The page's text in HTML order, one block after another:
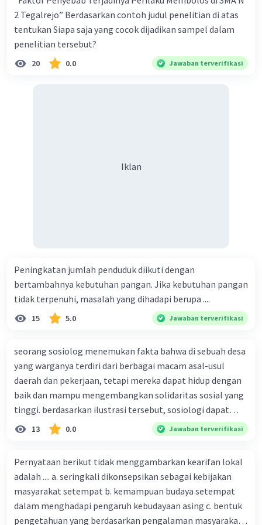
Beri Rating ·5.0(1) Balas
2 Tegalrejo” Berdasarkan contoh judul penelitian di atas
tentukan Siapa saja yang cocok dijadikan sampel dalam
penelitian tersebut?
20 0.0 Jawaban terverifikasi
Iklan
Peningkatan jumlah penduduk diikuti dengan
bertambahnya kebutuhan pangan. Jika kebutuhan pangan
tidak terpenuhi, masalah yang dihadapi berupa ....
15 5.0 Jawaban terverifikasi
seorang sosiolog menemukan fakta bahwa di sebuah desa
yang warganya terdiri dari berbagai macam asal-usul
daerah dan pekerjaan, tetapi mereka dapat hidup dengan
baik dan mampu mengembangkan solidaritas sosial yang
tinggi. berdasarkan ilustrasi tersebut, sosiologi dapat
berfungsi sebagai ilmu yang ....
13 0.0 Jawaban terverifikasi
Pernyataan berikut tidak menggambarkan kearifan lokal
adalah .... a. seringkali dikonsepsikan sebagai kebijakan
masyarakat setempat b. kemampuan budaya setempat
dalam menghadapi pengaruh kebudayaan asing c. bentuk
pengetahuan yang berdasarkan pengalaman masyarakat